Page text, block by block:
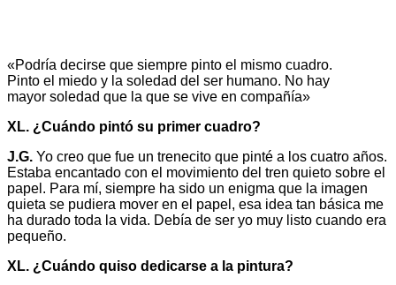
«Podría decirse que siempre pinto el mismo cuadro.
Pinto el miedo y la soledad del ser humano. No hay
mayor soledad que la que se vive en compañía»
XL. ¿Cuándo pintó su primer cuadro?
J.G. Yo creo que fue un trenecito que pinté a los cuatro años.
Estaba encantado con el movimiento del tren quieto sobre el
papel. Para mí, siempre ha sido un enigma que la imagen
quieta se pudiera mover en el papel, esa idea tan básica me
ha durado toda la vida. Debía de ser yo muy listo cuando era
pequeño.
XL. ¿Cuándo quiso dedicarse a la pintura?